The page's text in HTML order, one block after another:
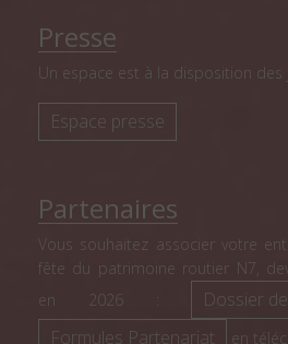
Presse
Un espace est à la disposition des
Espace presse
Partenaires
Vous souhaitez associer votre
fête du patrimoine routier N7,
en 2026 :
Dossier
Formules Partenariat en